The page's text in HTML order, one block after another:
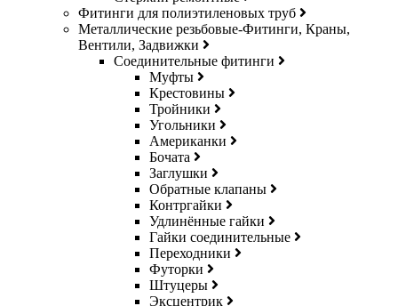
Фитинги для полиэтиленовых труб
Металлические резьбовые-Фитинги, Краны,
Вентили, Задвижки
Соединительные фитинги
Муфты
Крестовины
Тройники
Угольники
Американки
Бочата
Заглушки
Обратные клапаны
Контргайки
Удлинённые гайки
Гайки соединительные
Переходники
Футорки
Штуцеры
Эксцентрик